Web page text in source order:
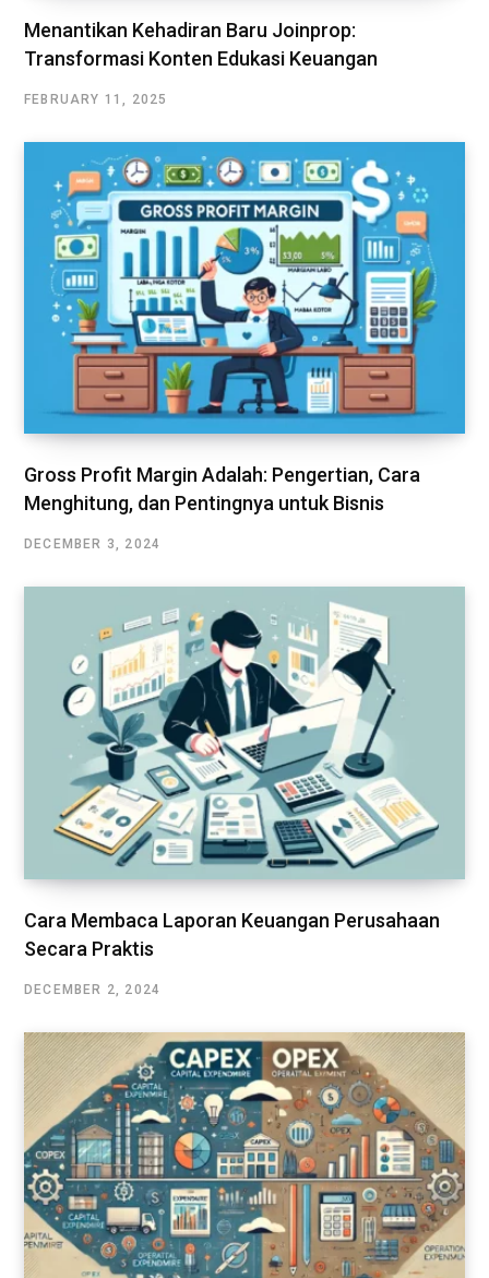
Menantikan Kehadiran Baru Joinprop:
Transformasi Konten Edukasi Keuangan
FEBRUARY 11, 2025
Gross Profit Margin Adalah: Pengertian, Cara
Menghitung, dan Pentingnya untuk Bisnis
DECEMBER 3, 2024
Cara Membaca Laporan Keuangan Perusahaan
Secara Praktis
DECEMBER 2, 2024